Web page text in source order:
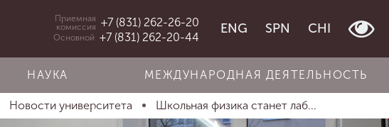
Приемная
комиссия +7 (831) 262-26-20
Основной +7 (831) 262-20-44
ENG SPN CHI
НАУКА МЕЖДУНАРОДНАЯ ДЕЯТЕЛЬНОСТЬ
Новости университета Школьная физика станет лаб...